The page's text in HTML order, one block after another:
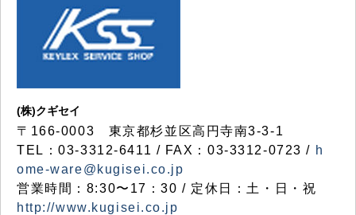
(株)クギセイ
〒166-0003 東京都杉並区高円寺南3-3-1
TEL：03-3312-6411 / FAX：03-3312-0723 / h
ome-ware@kugisei.co.jp
営業時間：8:30〜17：30 / 定休日：土・日・祝
http://www.kugisei.co.jp